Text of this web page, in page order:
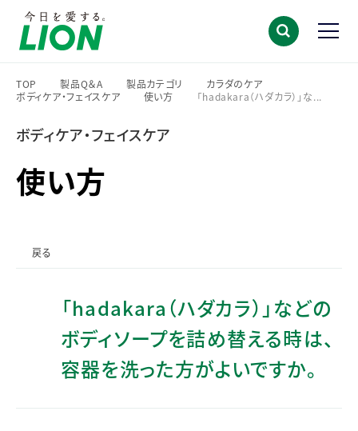
TOP
>
製品Q＆A
>
製品カテゴリ
>
カラダのケア
>
ボディケア・フェイスケア
使い方
「hadakara（ハダカラ）」な...
ボディケア・フェイスケア
使い方
戻る
「hadakara（ハダカラ）」などの
ボディソープを詰め替える時は、
容器を洗った方がよいですか。